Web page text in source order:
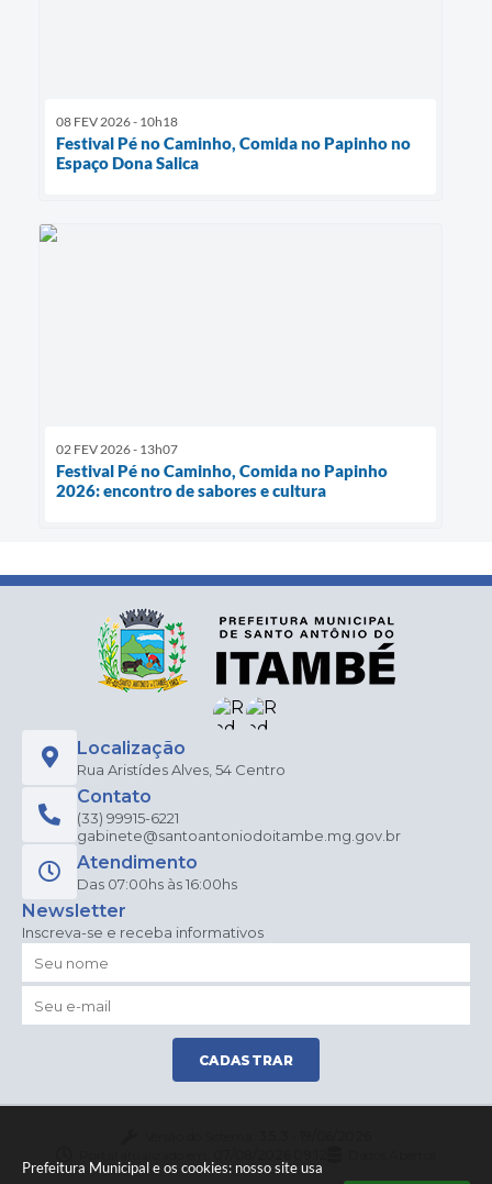
Prefeitura Municipal e os cookies: nosso site usa
08 FEV 2026 - 10h18
Festival Pé no Caminho, Comida no Papinho no
Espaço Dona Salica
02 FEV 2026 - 13h07
Festival Pé no Caminho, Comida no Papinho
2026: encontro de sabores e cultura
Localização
Rua Aristídes Alves, 54 Centro
Contato
(33) 99915-6221
gabinete@santoantoniodoitambe.mg.gov.br
Atendimento
Das 07:00hs às 16:00hs
Newsletter
Inscreva-se e receba informativos
CADASTRAR